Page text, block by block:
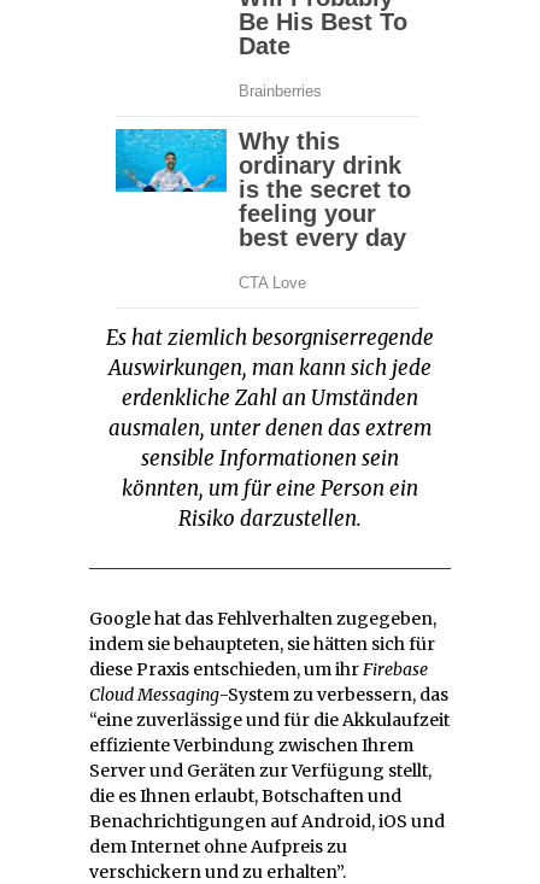
Es hat ziemlich besorgniserregende
Auswirkungen, man kann sich jede
erdenkliche Zahl an Umständen
ausmalen, unter denen das extrem
sensible Informationen sein
könnten, um für eine Person ein
Risiko darzustellen.
Google hat das Fehlverhalten zugegeben,
indem sie behaupteten, sie hätten sich für
diese Praxis entschieden, um ihrFirebase
Cloud Messaging-System zu verbessern, das
“eine zuverlässige und für die Akkulaufzeit
effiziente Verbindung zwischen Ihrem
Server und Geräten zur Verfügung stellt,
die es Ihnen erlaubt, Botschaften und
Benachrichtigungen auf Android, iOS und
dem Internet ohne Aufpreis zu
verschickern und zu erhalten”.